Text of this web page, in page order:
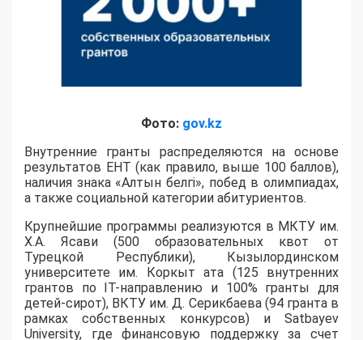
Фото: gov.kz
Внутренние гранты распределяются на основе
результатов ЕНТ (как правило, выше 100 баллов),
наличия знака «Алтын белгі», побед в олимпиадах,
а также социальной категории абитуриентов.
​Крупнейшие программы реализуются в МКТУ им.
Х.А. Ясави (500 образовательных квот от
Турецкой Республики), Кызылординском
университете им. Коркыт ата (125 внутренних
грантов по IT-направлению и 100% гранты для
детей-сирот), ВКТУ им. Д. Серикбаева (94 гранта в
рамках собственных конкурсов) и Satbayev
University, где финансовую поддержку за счет